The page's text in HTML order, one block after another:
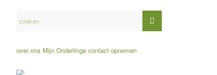
over ons Mijn Onderlinge contact opnemen